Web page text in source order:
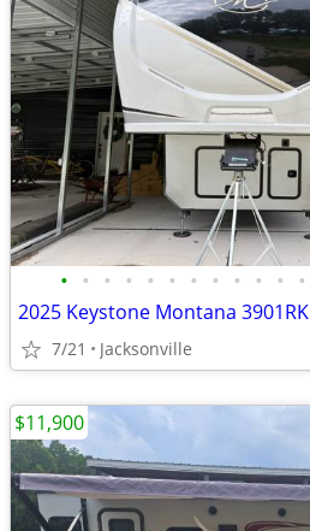
• • • • • • • • • • • •
2025 Keystone Montana 3901RK
7/21 Jacksonville
$11,900